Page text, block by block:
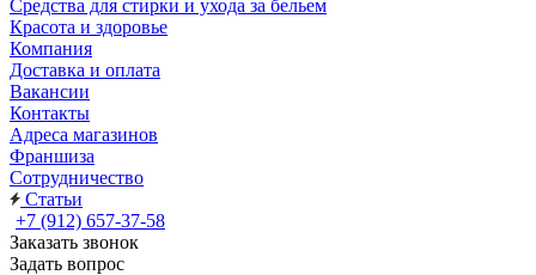
Средства для стирки и ухода за бельем
Красота и здоровье
Компания
Доставка и оплата
Вакансии
Контакты
Адреса магазинов
Франшиза
Сотрудничество
Статьи
+7 (912) 657-37-58
Заказать звонок
Задать вопрос